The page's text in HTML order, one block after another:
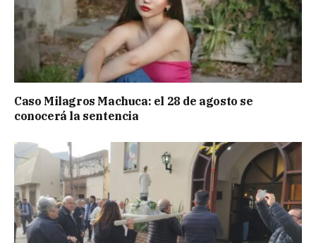
Caso Milagros Machuca: el 28 de agosto se
conocerá la sentencia